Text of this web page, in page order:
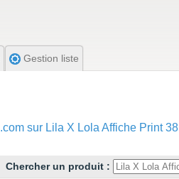
Gestion liste
sur Lila X Lola Affiche Print 38
Chercher un produit :